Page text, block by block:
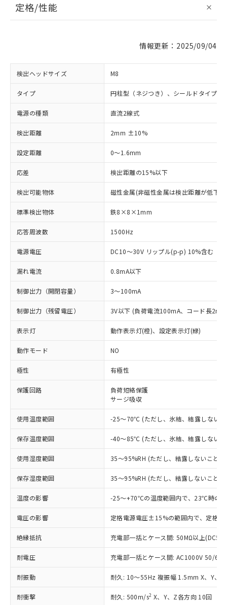
定格/性能
情報更新：2025/09/04
検出ヘッドサイズ M8
タイプ 円柱型（ネジつき）、シールドタイプ
電源の種類 直流2線式
検出距離 2mm ±10%
設定距離 0～1.6mm
応差 検出距離の15%以下
検出可能物体 磁性金属(非磁性金属は検出距離が低下
標準検出物体 鉄8×8×1mm
応答周波数 1500Hz
電源電圧 DC10～30V リップル(p-p) 10%含む
漏れ電流 0.8mA以下
制御出力（開閉容量） 3～100mA
制御出力（残留電圧） 3V以下 (負荷電流100mA、コード長2m
表示灯 動作表示灯(橙)、設定表示灯(緑)
動作モード NO
極性 有極性
保護回路
負荷短絡保護
サージ吸収
使用温度範囲 -25～70℃ (ただし、氷結、結露しない
保存温度範囲 -40～85℃ (ただし、氷結、結露しない
使用湿度範囲 35～95%RH (ただし、結露しないこと)
保存湿度範囲 35～95%RH (ただし、結露しないこと)
温度の影響 -25～+70℃の温度範囲内で、23℃時の
電圧の影響 定格電源電圧±15%の範囲内で、定格
絶縁抵抗 充電部一括とケース間: 50MΩ以上
耐電圧 充電部一括とケース間: AC1000V 50/
耐振動 耐久: 10～55Hz 複振幅 1.5mm X、Y、Z
耐衝撃 耐久: 500m/s2 X、Y、Z各方向 10回
ご利用条件
以下の条件をお読みいただき、同意のうえ
ご利用ください。
本サービスは、当社制御機器事業取扱
商品の当社在庫状況および標準価格
(税抜)を提供させていただくもので
当社制御機器事業取扱商品の中には、
本サービスの対象外となる商品もある
ことをご了承ください。
在庫状況および標準価格照会結果は、
記載している更新日時点での社内デー
タに基づき作成されるものであり、閲
対応済み：EU RoHS指令（10物質）の
非含有に対応した製品が提供可能な商品で
す。
対応予定：EU RoHS指令（10物質）の非含
有に対応した製品に切り替える予定のある
対応予定なし：EU RoHS指令（10物質）の
非含有に非対応の商品で、対応品を出す予
調査・確認中：EU RoHS指令（10物質）の
非含有の対応状況を調査中または確認中の
商品です。
非該当品：ライセンス料など無形物で、有
害物質有無と関係のない商品です。
仕入先様の事情により、非含有部品として
いたものが、含有品と判明した場合などや
むを得ず変更することがあります。
鉛(Pb) 1000ppm以下、 水銀(Hg) 1000ppm以下、 カド
※1 中国RoHS○×表
「○」：最大均質材料含有率が中国RoHSの
基準値以下であることを示します。
「×」：最大均質材料含有率が中国RoHSの
基準値を超えていることを示します。
「－」：未確認です。当社販売部門へお問
*中国RoHS10物質の基準値 (GB/T26572)：
当社は、これら貴社製品のうち、外国
為替および外国貿易法に定める商品
（以下｢規制貨物等」という）を輸出
または国外への提供する場合は、日本